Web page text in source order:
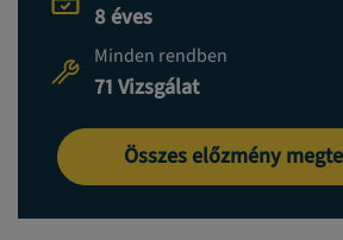
8 éves
Minden rendben
71 Vizsgálat
Összes előzmény